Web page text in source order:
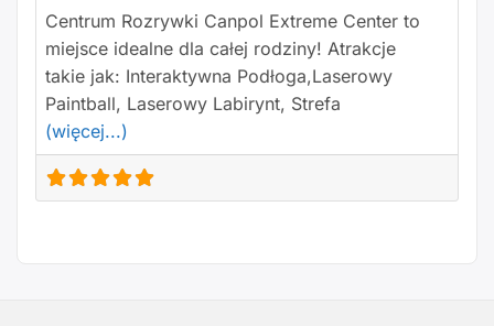
Centrum Rozrywki Canpol Extreme Center to
miejsce idealne dla całej rodziny! Atrakcje
takie jak: Interaktywna Podłoga,Laserowy
Paintball, Laserowy Labirynt, Strefa
(więcej...)